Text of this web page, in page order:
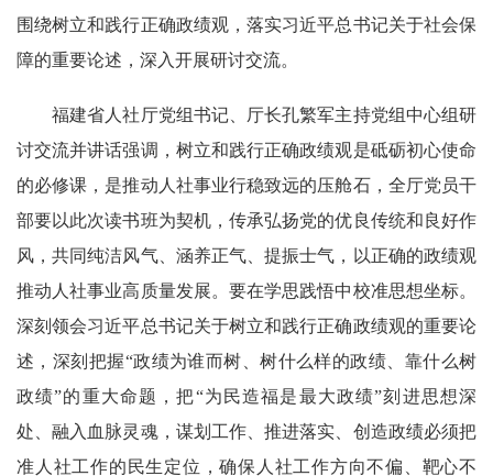
围绕树立和践行正确政绩观，落实习近平总书记关于社会保
障的重要论述，深入开展研讨交流。
福建省人社厅党组书记、厅长孔繁军主持党组中心组研
讨交流并讲话强调，树立和践行正确政绩观是砥砺初心使命
的必修课，是推动人社事业行稳致远的压舱石，全厅党员干
部要以此次读书班为契机，传承弘扬党的优良传统和良好作
风，共同纯洁风气、涵养正气、提振士气，以正确的政绩观
推动人社事业高质量发展。 要在学思践悟中校准思想坐标。
深刻领会习近平总书记关于树立和践行正确政绩观的重要论
述，深刻把握“政绩为谁而树、树什么样的政绩、靠什么树
政绩”的重大命题，把“为民造福是最大政绩”刻进思想深
处、融入血脉灵魂，谋划工作、推进落实、创造政绩必须把
准人社工作的民生定位，确保人社工作方向不偏、靶心不